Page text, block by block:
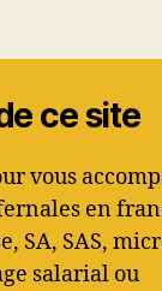
ce site
vous
en
SA, SAS,
salarial ou